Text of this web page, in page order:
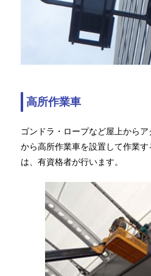
高所作業車
ゴンドラ・ロープなど屋上から
から高所作業車を設置して作業
は、有資格者が行います。